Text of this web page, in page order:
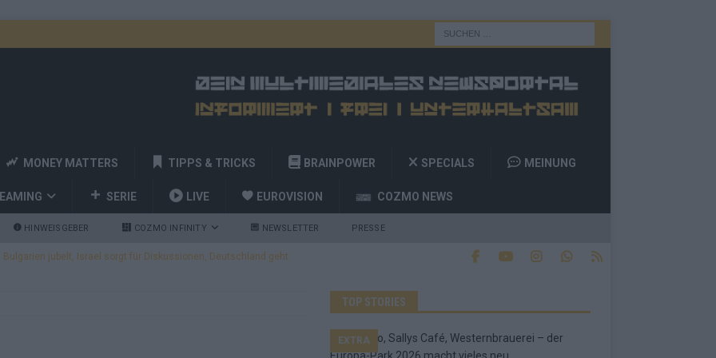
MONEY MATTERS TIPPS & TRICKS BRAINPOWER SPECIALS MEINUNG
SERIE LIVE EUROVISION COZMO NEWS
HINWEISGEBER COZMO INFINITY NEWSLETTER PRESSE
Bulgarien jubelt, Israel sorgt für Diskussionen, Deutschland geht
und Billy Joel – das ESC-Finale wird eine Party
Startreihenfolge steht, Deutschland singt als Zweites!
TOP STORIES
EXTRA